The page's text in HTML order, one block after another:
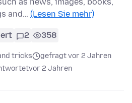
as news, images, books,
and… (Lesen Sie mehr)
2 358
tricks
gefragt vor 2 Jahren
vor 2 Jahren